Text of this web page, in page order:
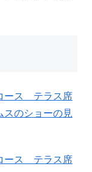
ース テラス席
スのショーの見
ース テラス席